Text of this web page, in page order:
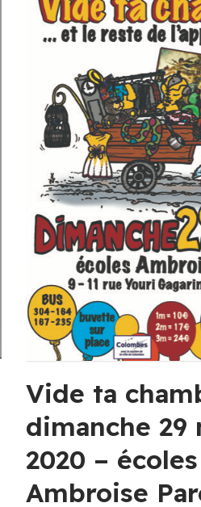
Vide ta
dimanche 29
2020 – écoles
Ambroise